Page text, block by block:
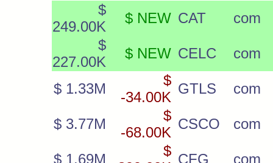
$
249.00K
$ NEW CAT
com
$
227.00K
$ NEW CELC com
$ 1.33M
$
-34.00K
GTLS com
$ 3.77M
$
-68.00K
CSCO com
$ 1.69M
$
CFG com